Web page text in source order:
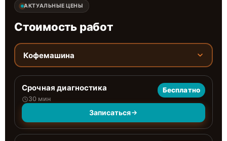
АКТУАЛЬНЫЕ ЦЕНЫ
Стоимость работ
Кофемашина
Срочная диагностика
30 мин
Бесплатно
Записаться